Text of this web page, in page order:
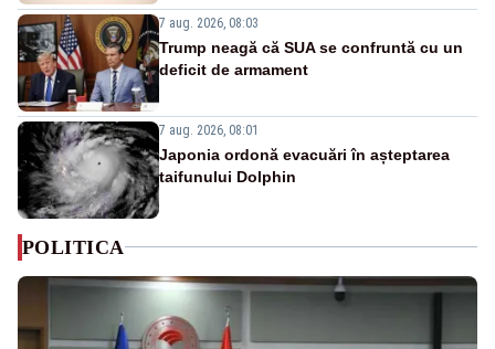
7 aug. 2026, 08:03
Trump neagă că SUA se confruntă cu un
deficit de armament
7 aug. 2026, 08:01
Japonia ordonă evacuări în așteptarea
taifunului Dolphin
POLITICA